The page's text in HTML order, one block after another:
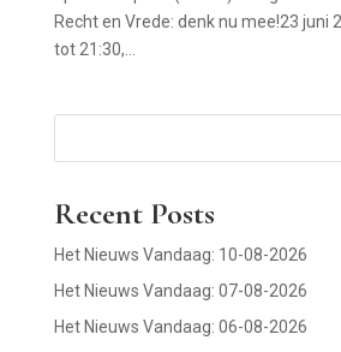
Recht en Vrede: denk nu mee!23 juni
tot 21:30,...
Recent Posts
Het Nieuws Vandaag: 10-08-2026
Het Nieuws Vandaag: 07-08-2026
Het Nieuws Vandaag: 06-08-2026